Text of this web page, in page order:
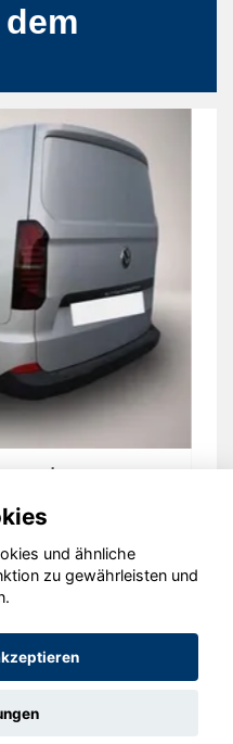
2020 - 2026
und ähnliche
zu gewährleisten und